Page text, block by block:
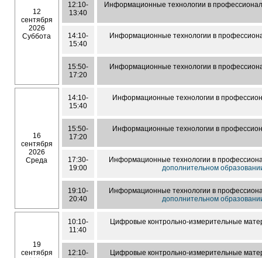
12
сентября
2026
Суббота
12:10-
13:40
Информационные технологии в
14:10-
15:40
Информационные технологии в
15:50-
17:20
Информационные технологии в
16
сентября
2026
Среда
14:10-
15:40
Информационные технологии в
15:50-
17:20
Информационные технологии в
17:30-
19:00
Информационные технологии в
дополнительном
19:10-
20:40
Информационные технологии в
дополнительном
19
сентября
10:10-
11:40
Цифровые контрольно-измерительные
12:10-
Цифровые контрольно-измерительные